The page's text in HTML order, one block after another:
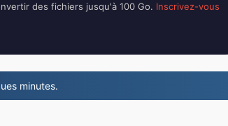
des fichiers jusqu'à 100 Go. Inscrivez-vous
minutes.